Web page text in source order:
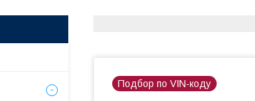
Подбор по VIN-коду